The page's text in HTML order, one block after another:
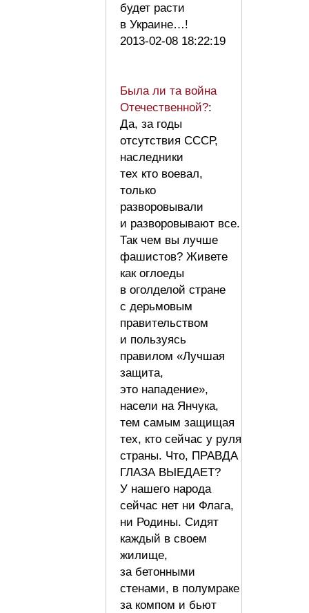
будет расти
в Украине…!
2013-02-08 18:22:19
Была ли та война
Отечественной?:
Да, за годы
отсутствия СССР,
наследники
тех кто воевал,
только
разворовывали
и разворовывают все.
Так чем вы лучше
фашистов? Живете
как оглоеды
в оголделой стране
с дерьмовым
правительством
и пользуясь
правилом «Лучшая
защита,
это нападение»,
насели на Янчука,
тем самым защищая
тех, кто сейчас у руля
страны. Что, ПРАВДА
ГЛАЗА ВЫЕДАЕТ?
У нашего народа
сейчас нет ни Флага,
ни Родины. Сидят
каждый в своем
жилище,
за бетонными
стенами, в полумраке
за компом и бьют